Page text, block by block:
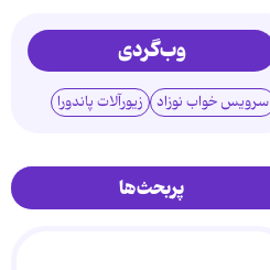
وب‌گردی
سرویس خواب نوزاد زیورآلات پاندورا
پربحث‌ها